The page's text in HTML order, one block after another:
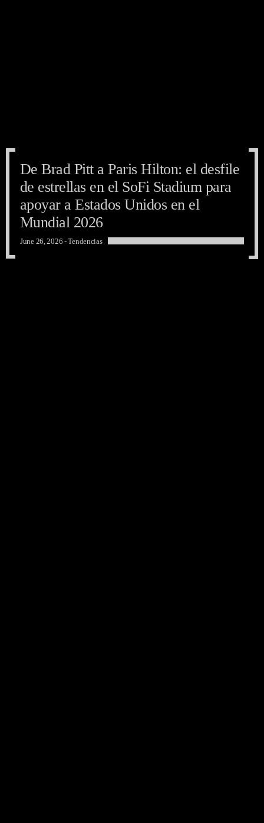
De Brad Pitt a Paris Hilton: el desfile
de estrellas en el SoFi Stadium para
apoyar a Estados Unidos en el
Mundial 2026
June 26, 2026 -Tendencias